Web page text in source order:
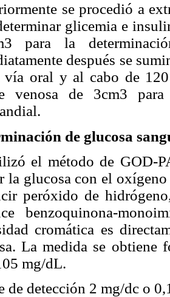
se procedió a
glicemia e
para la
después se
oral y al cabo de
venosa de 3cm3
de glucosa
el método de GOD-
la glucosa con el
peróxido de
benzoquinona-
cromática es
La medida se obtiene
mg/dL.
de detección 2 mg/dc o